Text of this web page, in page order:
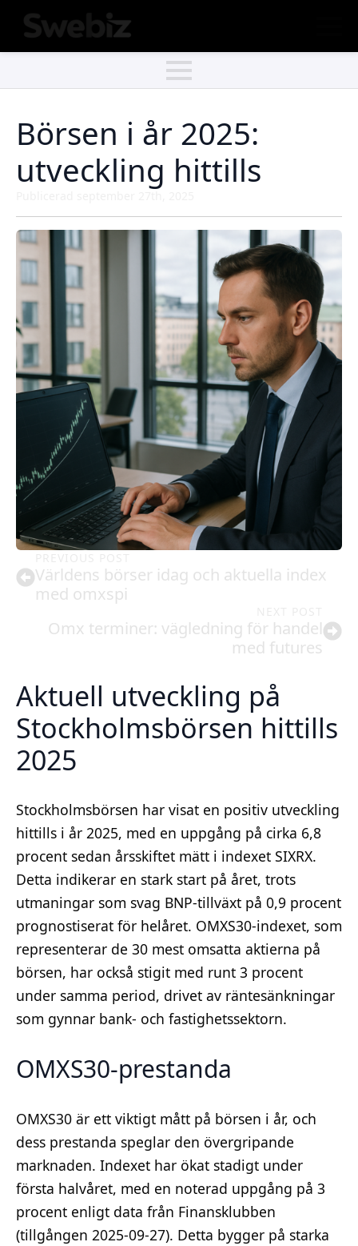
Börsen i år 2025:
utveckling hittills
Världens börser idag och aktuella index
med omxspi
Omx terminer: vägledning för handel
med futures
Aktuell utveckling på
Stockholmsbörsen hittills
2025
Stockholmsbörsen har visat en positiv utveckling
hittills i år 2025, med en uppgång på cirka 6,8
procent sedan årsskiftet mätt i indexet SIXRX.
Detta indikerar en stark start på året, trots
utmaningar som svag BNP-tillväxt på 0,9 procent
prognostiserat för helåret. OMXS30-indexet, som
representerar de 30 mest omsatta aktierna på
börsen, har också stigit med runt 3 procent
under samma period, drivet av räntesänkningar
som gynnar bank- och fastighetssektorn.
OMXS30-prestanda
OMXS30 är ett viktigt mått på börsen i år, och
dess prestanda speglar den övergripande
marknaden. Indexet har ökat stadigt under
första halvåret, med en noterad uppgång på 3
procent enligt data från Finansklubben
(tillgången 2025-09-27). Detta bygger på starka